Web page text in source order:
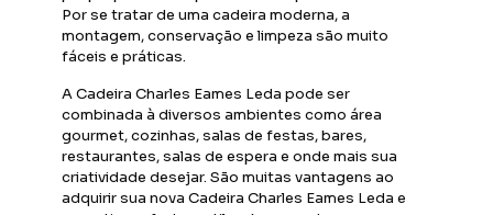
Por se tratar de uma cadeira moderna, a
montagem, conservação e limpeza são muito
fáceis e práticas.
A Cadeira Charles Eames Leda pode ser
combinada à diversos ambientes como área
gourmet, cozinhas, salas de festas, bares,
restaurantes, salas de espera e onde mais sua
criatividade desejar. São muitas vantagens ao
adquirir sua nova Cadeira Charles Eames Leda e